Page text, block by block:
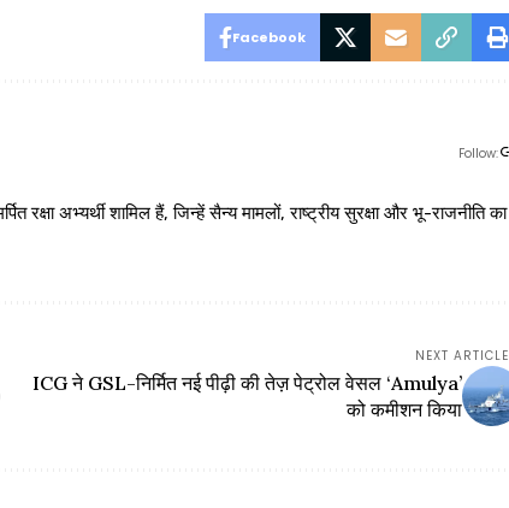
Facebook
Follow:
अभ्यर्थी शामिल हैं, जिन्हें सैन्य मामलों, राष्ट्रीय सुरक्षा और भू-राजनीति का
NEXT ARTICLE
ICG ने GSL-निर्मित नई पीढ़ी की तेज़ पेट्रोल वेसल ‘Amulya’
को कमीशन किया